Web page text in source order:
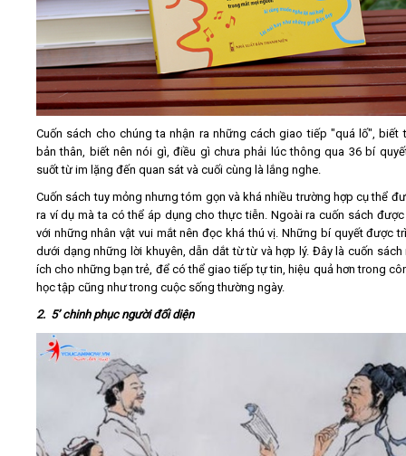
Cuốn sách cho chúng ta nhận ra những cách giao tiếp "quá lố", biết
bản thân, biết nên nói gì, điều gì chưa phải lúc thông qua 36 bí
suốt từ im lặng đến quan sát và cuối cùng là lắng nghe.
Cuốn sách tuy mỏng nhưng tóm gọn và khá nhiều trường hợp cụ thể
ra ví dụ mà ta có thể áp dụng cho thực tiễn. Ngoài ra cuốn sách được
với những nhân vật vui mắt nên đọc khá thú vị. Những bí quyết được
dưới dạng những lời khuyên, dẫn dắt từ từ và hợp lý. Đây là cuốn sách
ích cho những bạn trẻ, để có thể giao tiếp tự tin, hiệu quả hơn trong
học tập cũng như trong cuộc sống thường ngày.
2. 5’ chinh phục người đối diện